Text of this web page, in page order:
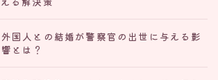
外国人との結婚が警察官の出世に与える影
響とは？